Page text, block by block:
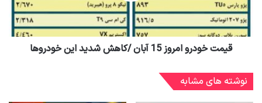
قیمت خودرو امروز 15 آبان /کاهش شدید این خودروها
نوشته های مشابه